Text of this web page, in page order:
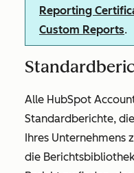
Reporting
Custom Reports.
Alle HubSpot
Standardberichte,
Ihres Unternehmens
die